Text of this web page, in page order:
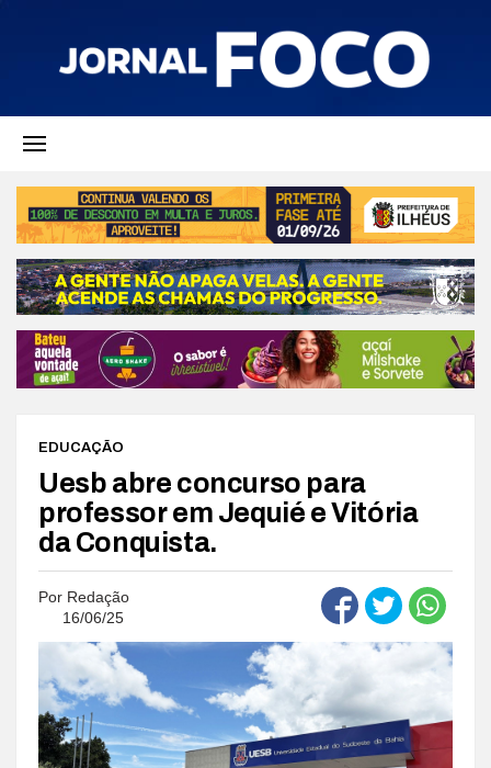
EDUCAÇÃO
Uesb abre concurso para
professor em Jequié e Vitória
da Conquista.
Por Redação
16/06/25